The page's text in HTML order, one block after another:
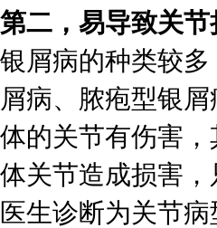
第二，易导致关节
银屑病的种类较
屑病、脓疱型银
体的关节有伤害
体关节造成损害
医生诊断为关节